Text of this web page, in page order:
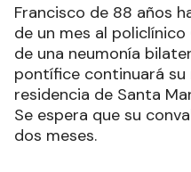
Francisco de 88 años
de un mes al policlínico
de una neumonía
pontífice continuará su
residencia de Santa
Se espera que su
dos meses.